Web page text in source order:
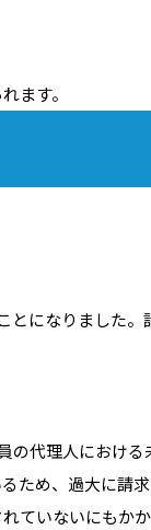
ます。
とになりました。
の代理人における
ため、過大に請
ていないにもかか